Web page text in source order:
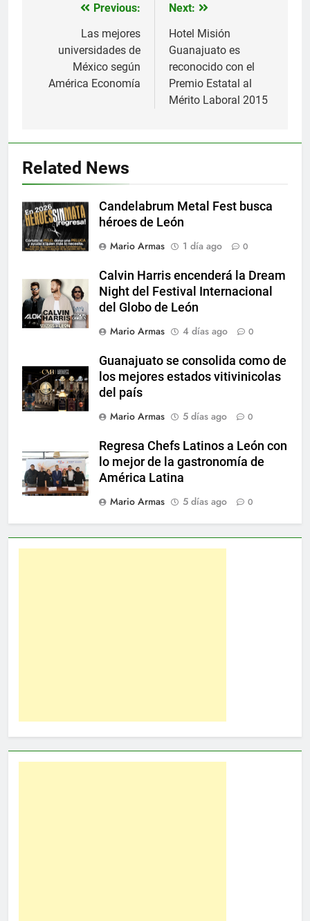
Navegación
entradas
Previous:
Las mejores
universidades de
México según
América Economía
Next:
Hotel Misión
Guanajuato es
reconocido con el
Premio Estatal al
Mérito Laboral 2015
Related News
Candelabrum Metal Fest busca
héroes de León
Mario Armas
1 día ago 0
Calvin Harris encenderá la Dream
Night del Festival Internacional
del Globo de León
Mario Armas
4 días ago 0
Guanajuato se consolida como de
los mejores estados vitivinicolas
del país
Mario Armas
5 días ago 0
Regresa Chefs Latinos a León con
lo mejor de la gastronomía de
América Latina
Mario Armas
5 días ago 0